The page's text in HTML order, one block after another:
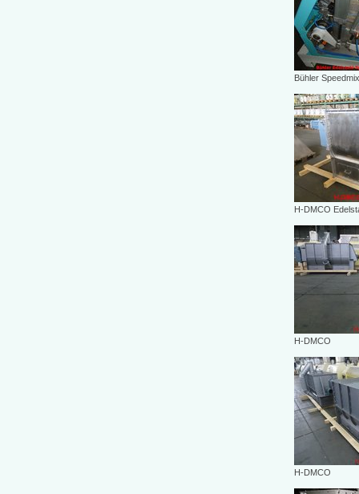
Bühler
H-DMCO
H-DMCO
H-DMCO